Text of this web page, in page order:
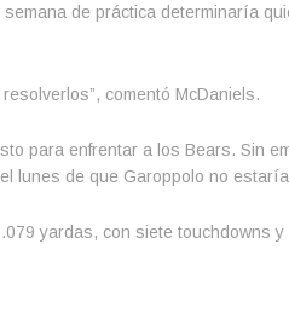
de práctica determinaría
comentó McDaniels.
para enfrentar a los Bears. Sin
lunes de que Garoppolo no
yardas, con siete touchdowns